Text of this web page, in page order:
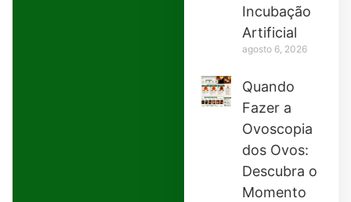
Incubação
Artificial
agosto 6, 2026
Quando
Fazer a
Ovoscopia
dos Ovos:
Descubra o
Momento